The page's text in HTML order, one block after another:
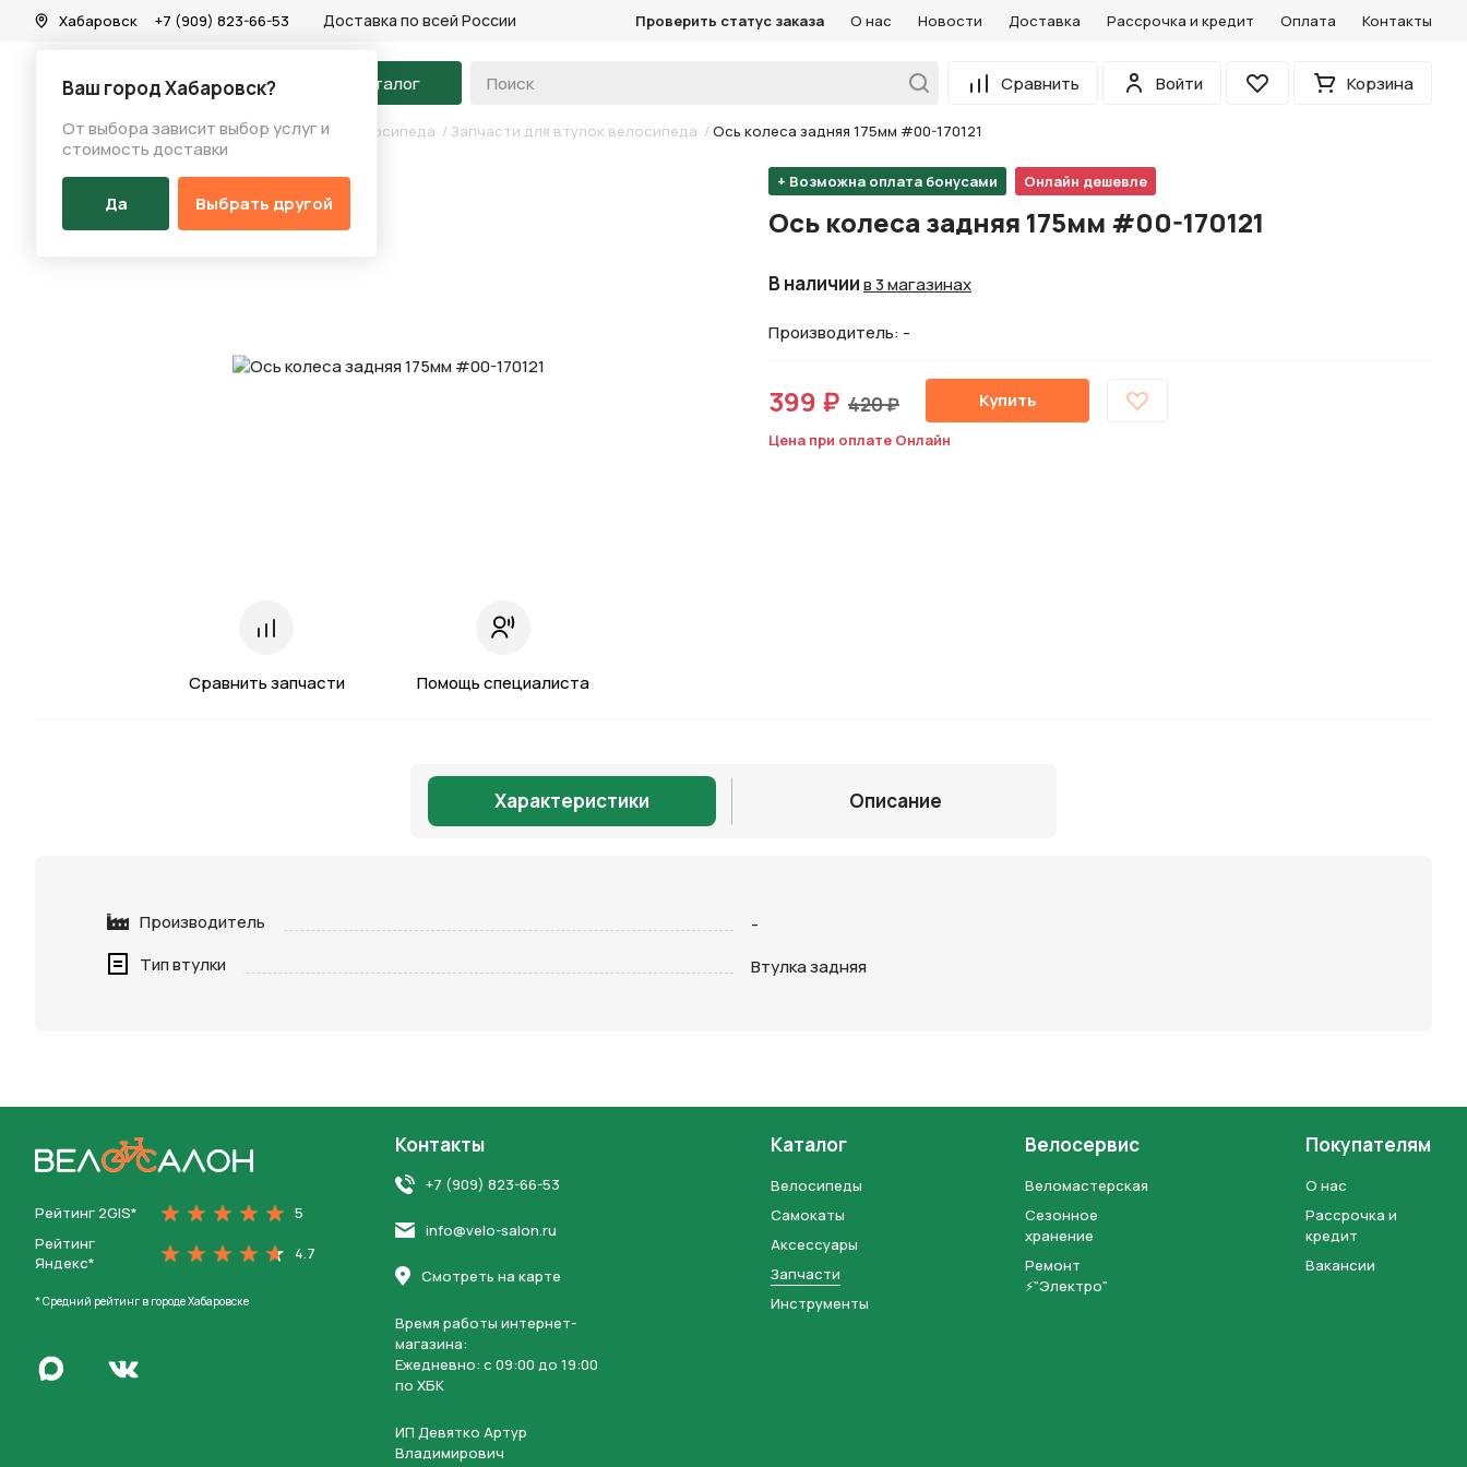
Хабаровск
Ваш город Хабаровск?
От выбора зависит выбор услуг и
стоимость доставки
Да Выбрать другой
+7 (909) 823-66-53 Доставка по всей России Проверить статус заказа О нас Новости Доставка Рассрочка и кредит Оплата Контакты
На главную Каталог Сравнить
Войти
Избранное Корзина
Каталог/Запчасти/Запчасти для втулок велосипеда / Запчасти для втулок велосипеда / Ось колеса задняя 175мм #00-170121
Сравнить запчасти Помощь специалиста
+ Возможна оплата бонусами Онлайн дешевле
Ось колеса задняя 175мм #00-170121
В наличиив 3 магазинах
Производитель: -
399 ₽ 420 ₽ Купить
Цена при оплате Онлайн
Характеристики Описание
Производитель
-
Тип втулки
Втулка задняя
Рейтинг 2GIS*
5
Рейтинг
Яндекс*
4.7
* Средний рейтинг в городе Хабаровске
Написать в MaxПерейти во Вконтакте
Контакты
+7 (909) 823-66-53
info@velo-salon.ru
Смотреть на карте
Время работы интернет-
магазина:
Ежедневно: c 09:00 до 19:00
по ХБК
ИП Девятко Артур
Владимирович
Каталог
Велосипеды
Самокаты
Аксессуары
Запчасти
Инструменты
Велосервис
Веломастерская
Сезонное
хранение
Ремонт
⚡"Электро"
Покупателям
О нас
Рассрочка и
кредит
Вакансии
Отправить
Нажимая на кнопку “Отправить заявку”, вы даетесогласие на обработку